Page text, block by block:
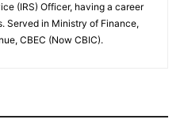
(IRS) Officer, having a career
Served in Ministry of Finance,
CBEC (Now CBIC).